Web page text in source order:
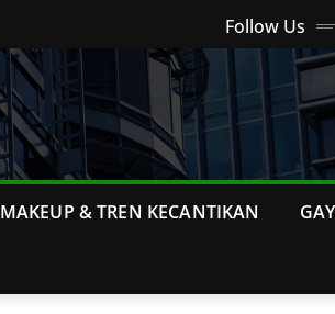
Follow Us
MAKEUP & TREN KECANTIKAN